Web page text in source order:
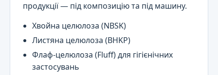
продукції — під композицію та під машину.
Хвойна целюлоза (NBSK)
Листяна целюлоза (BHKP)
Флаф-целюлоза (Fluff) для гігієнічних
застосувань